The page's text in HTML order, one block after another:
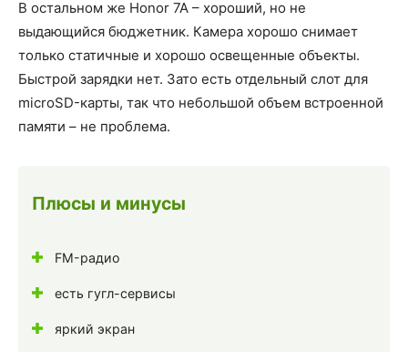
В остальном же Honor 7A – хороший, но не
выдающийся бюджетник. Камера хорошо снимает
только статичные и хорошо освещенные объекты.
Быстрой зарядки нет. Зато есть отдельный слот для
microSD-карты, так что небольшой объем встроенной
памяти – не проблема.
Плюсы и минусы
FM-радио
есть гугл-сервисы
яркий экран